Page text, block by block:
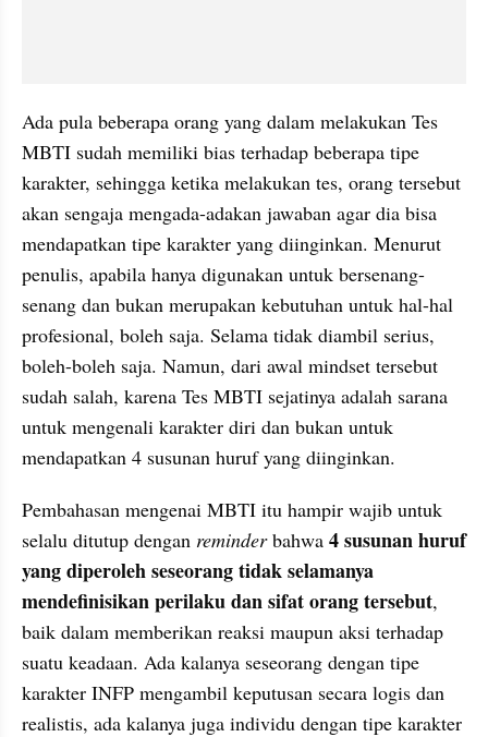
Ada pula beberapa orang yang dalam melakukan Tes
MBTI sudah memiliki bias terhadap beberapa tipe
karakter, sehingga ketika melakukan tes, orang tersebut
akan sengaja mengada-adakan jawaban agar dia bisa
mendapatkan tipe karakter yang diinginkan. Menurut
penulis, apabila hanya digunakan untuk bersenang-
senang dan bukan merupakan kebutuhan untuk hal-hal
profesional, boleh saja. Selama tidak diambil serius,
boleh-boleh saja. Namun, dari awal mindset tersebut
sudah salah, karena Tes MBTI sejatinya adalah sarana
untuk mengenali karakter diri dan bukan untuk
mendapatkan 4 susunan huruf yang diinginkan.
Pembahasan mengenai MBTI itu hampir wajib untuk
selalu ditutup dengan reminder bahwa 4 susunan huruf
yang diperoleh seseorang tidak selamanya
mendefinisikan perilaku dan sifat orang tersebut,
baik dalam memberikan reaksi maupun aksi terhadap
suatu keadaan. Ada kalanya seseorang dengan tipe
karakter INFP mengambil keputusan secara logis dan
realistis, ada kalanya juga individu dengan tipe karakter